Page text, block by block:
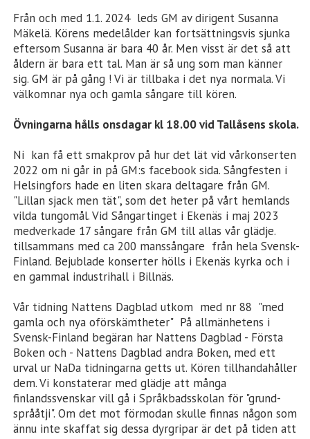
Från och med 1.1. 2024 leds GM av dirigent Susanna
Mäkelä. Körens medelålder kan fortsättningsvis sjunka
eftersom Susanna är bara 40 år. Men visst är det så att
åldern är bara ett tal. Man är så ung som man känner
sig. GM är på gång ! Vi är tillbaka i det nya normala. Vi
välkomnar nya och gamla sångare till kören.
Övningarna hålls onsdagar kl 18.00 vid Tallåsens skola.
Ni kan få ett smakprov på hur det lät vid vårkonserten
2022 om ni går in på GM:s facebook sida. Sångfesten i
Helsingfors hade en liten skara deltagare från GM.
"Lillan sjack men tät", som det heter på vårt hemlands
vilda tungomål. Vid Sångartinget i Ekenäs i maj 2023
medverkade 17 sångare från GM till allas vår glädje.
tillsammans med ca 200 manssångare från hela Svensk-
Finland. Bejublade konserter hölls i Ekenäs kyrka och i
en gammal industrihall i Billnäs.
Vår tidning Nattens Dagblad utkom med nr 88 "med
gamla och nya oförskämtheter" På allmänhetens i
Svensk-Finland begäran har Nattens Dagblad - Första
Boken och - Nattens Dagblad andra Boken, med ett
urval ur NaDa tidningarna getts ut. Kören tillhandahåller
dem. Vi konstaterar med glädje att många
finlandssvenskar vill gå i Språkbadsskolan för "grund-
språåtji". Om det mot förmodan skulle finnas någon som
ännu inte skaffat sig dessa dyrgripar är det på tiden att